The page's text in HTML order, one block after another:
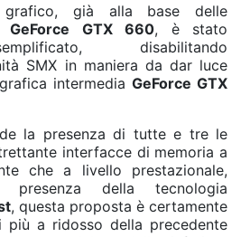
grafico, già alla base delle
GeForce GTX 660, è stato
disabilitando
SMX in maniera da dar luce
intermedia GeForce GTX
la presenza di tutte e tre le
interfacce di memoria a
che a livello prestazionale,
della tecnologia
, questa proposta è certamente
più a ridosso della precedente